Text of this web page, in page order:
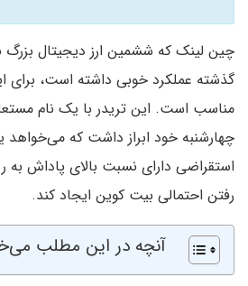
چین لینک که ششمین ارز دیجیتال بزرگ
گذشته عملکرد خوبی داشته است، برای
مناسب است. این تریدر با یک نام
چهارشنبه خود ابراز داشت که
استقراضی دارای نسبت بالای پاداش به
رفتن احتمالی بیت کوین ایجاد کند.
آنچه در این مطلب